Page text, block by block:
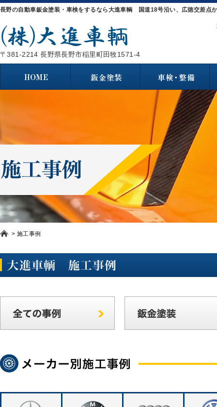
長野の自動車鈑金塗装・車検をするなら大進車輌 国道18号沿い、広徳交差点
〒381-2214 長野県長野市稲里町田牧1571-4
> 施工事例